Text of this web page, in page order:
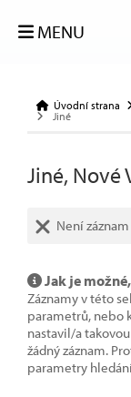
MENU
Úvodní strana
Jiné
Jiné, Nové
Není záznam
Jak je
Záznamy v této
parametrů, nebo
nastavil/a
žádný záznam.
parametry